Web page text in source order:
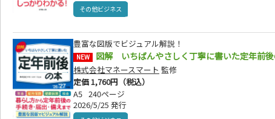
その他ビジネス
豊富な図版でビジュアル解説！
NEW 図解 いちばんやさしく丁寧に書いた定年前
株式会社マネースマート 監修
定価 1,760円（税込）
A5 240ページ
2026/5/25 発行